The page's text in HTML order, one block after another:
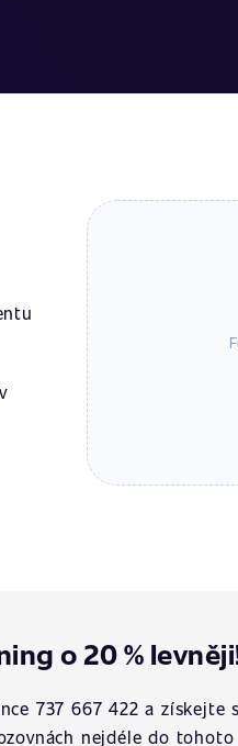
o 20 %
737 667 422 a získejte
nejdéle do